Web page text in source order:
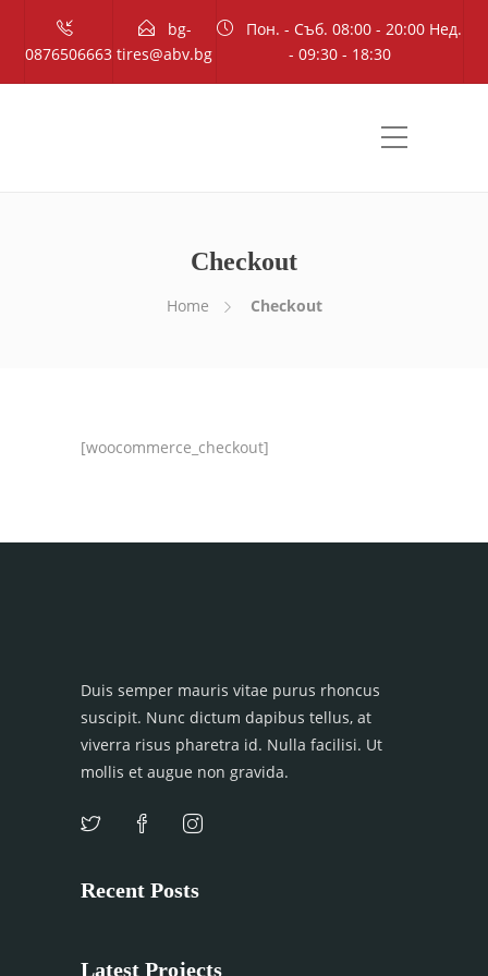
0876506663
bg-
tires@abv.bg
Пон. - Съб. 08:00 - 20:00 Нед.
- 09:30 - 18:30
Checkout
Home Checkout
[woocommerce_checkout]
Duis semper mauris vitae purus rhoncus
suscipit. Nunc dictum dapibus tellus, at
viverra risus pharetra id. Nulla facilisi. Ut
mollis et augue non gravida.
Recent Posts
Latest Projects